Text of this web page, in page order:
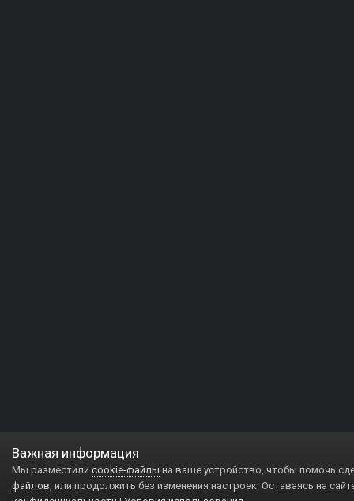
Важная информация
Мы разместили cookie-файлы на ваше устройство, чтобы помочь
файлов, или продолжить без изменения настроек. Оставаясь на